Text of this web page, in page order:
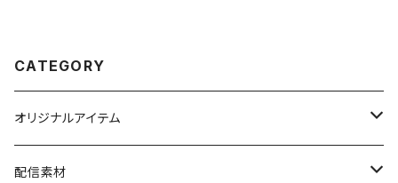
CATEGORY
オリジナルアイテム
パーカー
配信素材